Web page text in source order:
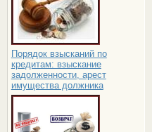
Порядок взысканий по
кредитам: взыскание
задолженности, арест
имущества должника